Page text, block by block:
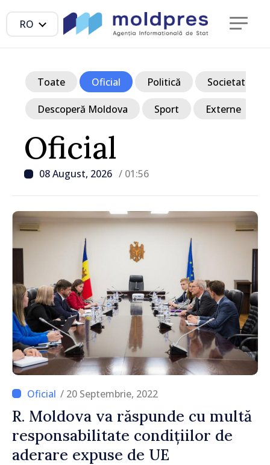
RO
Oficial
08 August, 2026 / 01:56
Toate Oficial Politică Societate
Descoperă Moldova Sport Externe
/ 20 Septembrie, 2022
R. Moldova va răspunde cu multă
responsabilitate condițiilor de
aderare expuse de UE